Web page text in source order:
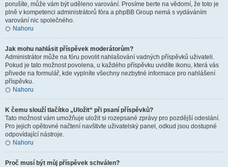
porušíte, může vám být uděleno varování. Prosíme berte na vědomí, že toto je
plně v kompetenci administrátorů fóra a phpBB Group nemá s vydáváním
varování nic společného.
Nahoru
Jak mohu nahlásit příspěvek moderátorům?
Administrátor může na fóru povolit nahlašování vadných příspěvků uživateli.
Pokud je tato možnost povolena, u každého příspěvku uvidíte ikonu, která vás
přivede na formulář, kde vyplníte všechny nezbytné informace pro nahlášení
příspěvku.
Nahoru
K čemu slouží tlačítko „Uložit“ při psaní příspěvků?
Tato možnost vám umožňuje uložit si rozepsané zprávy pro pozdější odeslání.
Pro jejich opětovné načtení navštivte uživatelský panel, odkud jsou dostupné
odpovídající nástroje.
Nahoru
Proč musí být můj příspěvek schválen?